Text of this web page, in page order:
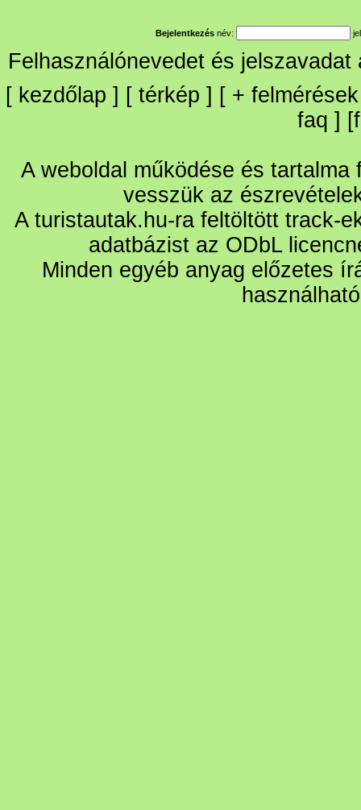
Bejelentkezés név:
Felhasználónevedet és
[ kezdőlap ] [ térkép ] [ + felmérések
faq ] [
A weboldal működése és
vesszük az
A turistautak.hu-ra feltöltött track-
adatbázist az ODbL
Minden egyéb anyag előzetes